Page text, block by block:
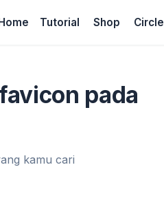
Tutorial Shop Circle
pada
kamu cari